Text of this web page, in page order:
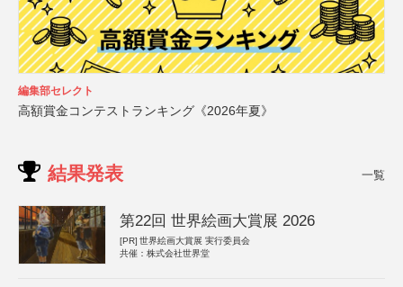
編集部セレクト
高額賞金コンテストランキング《2026年夏》
結果発表 一覧
第22回 世界絵画大賞展 2026
[PR] 世界絵画大賞展 実行委員会
共催：株式会社世界堂